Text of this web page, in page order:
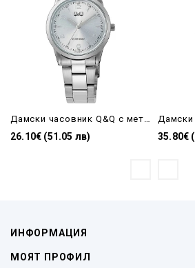
26.10€ (51.05 лв) 35.80€
ИНФОРМАЦИЯ
МОЯТ ПРОФИЛ